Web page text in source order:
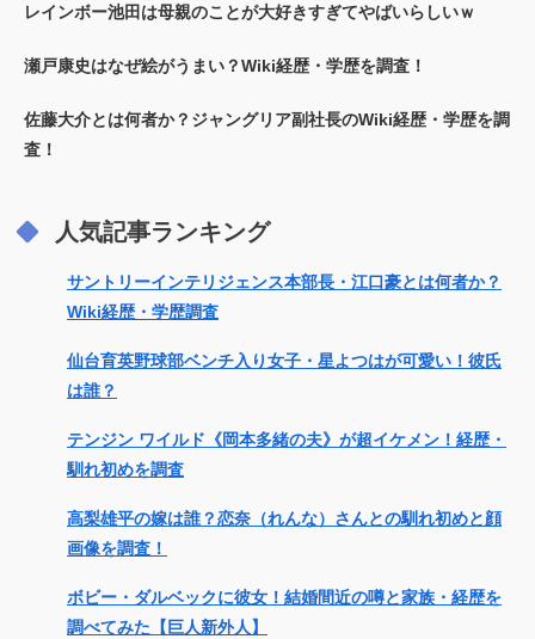
レインボー池田は母親のことが大好きすぎてやばいらしいｗ
瀬戸康史はなぜ絵がうまい？Wiki経歴・学歴を調査！
佐藤大介とは何者か？ジャングリア副社長のWiki経歴・学歴を調
査！
人気記事ランキング
サントリーインテリジェンス本部長・江口豪とは何者か？
Wiki経歴・学歴調査
仙台育英野球部ベンチ入り女子・星よつはが可愛い！彼氏
は誰？
テンジン ワイルド《岡本多緒の夫》が超イケメン！経歴・
馴れ初めを調査
高梨雄平の嫁は誰？恋奈（れんな）さんとの馴れ初めと顔
画像を調査！
ボビー・ダルベックに彼女！結婚間近の噂と家族・経歴を
調べてみた【巨人新外人】